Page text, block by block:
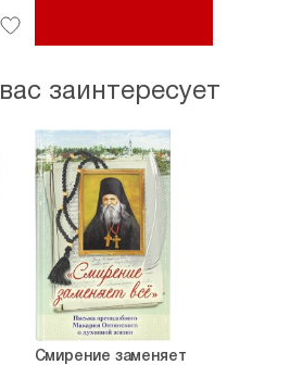
заинтересует
Смирение заменяет